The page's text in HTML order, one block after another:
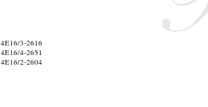
4E16/3-2616
4-2651
4E16/2-2604